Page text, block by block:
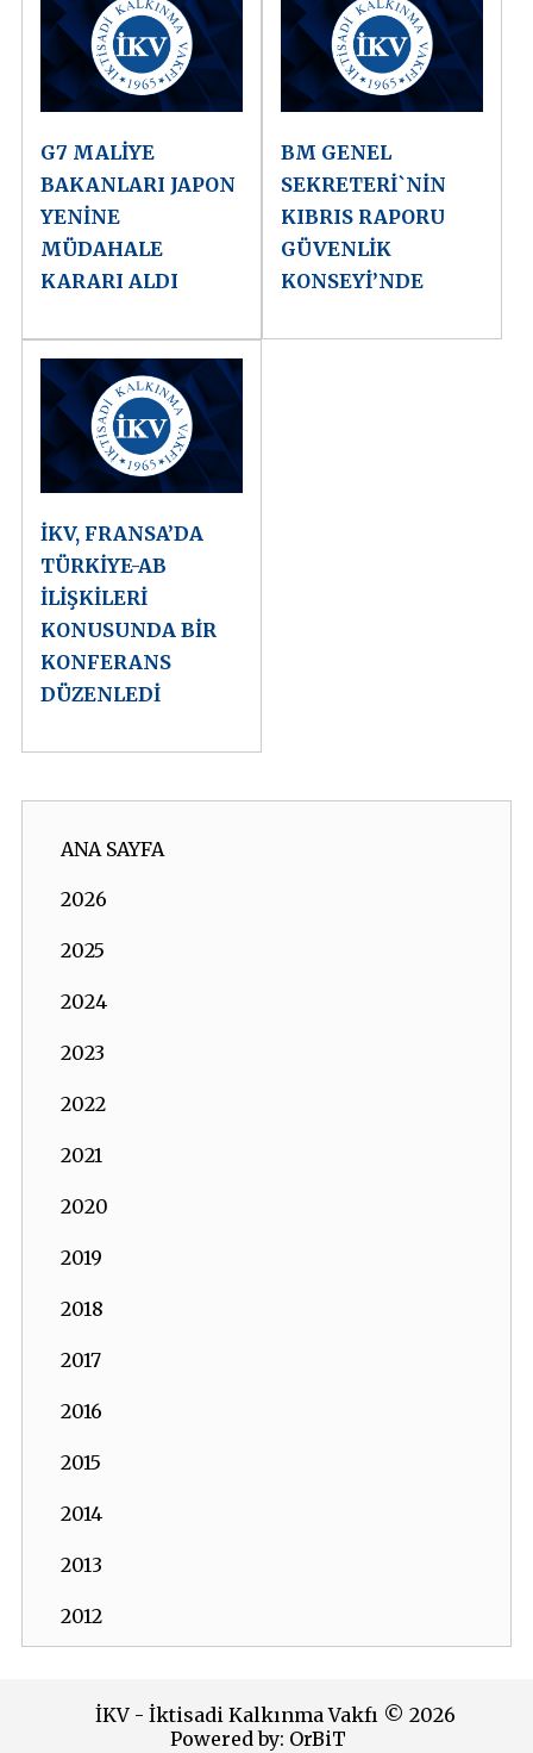
G7 MALİYE
BAKANLARI JAPON
YENİNE
MÜDAHALE
KARARI ALDI
BM GENEL
SEKRETERİ`NİN
KIBRIS RAPORU
GÜVENLİK
KONSEYİ’NDE
İKV, FRANSA’DA
TÜRKİYE-AB
İLİŞKİLERİ
KONUSUNDA BİR
KONFERANS
DÜZENLEDİ
ANA SAYFA
2026
2025
2024
2023
2022
2021
2020
2019
2018
2017
2016
2015
2014
2013
2012
2010İKV - İktisadi Kalkınma Vakfı © 2026
Powered by: OrBiT